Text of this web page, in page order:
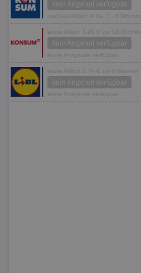
kein Angebot verfügbar
nächste Aktion in ca. 7 - 8 Wochen
letzte Aktion 3,99 € vor 18 Wochen
kein Angebot verfügbar
keine Prognose verfügbar
letzte Aktion 3,79 € vor 8 Wochen
kein Angebot verfügbar
keine Prognose verfügbar